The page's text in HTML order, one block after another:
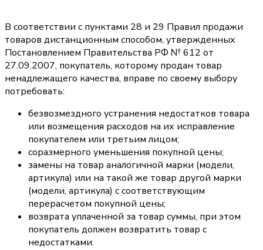
В соответствии с пунктами 28 и 29 Правил продажи
товаров дистанционным способом, утвержденных
Постановлением Правительства РФ № 612 от
27.09.2007, покупатель, которому продан товар
ненадлежащего качества, вправе по своему выбору
потребовать:
безвозмездного устранения недостатков товара
или возмещения расходов на их исправление
покупателем или третьим лицом;
соразмерного уменьшения покупной цены;
замены на товар аналогичной марки (модели,
артикула) или на такой же товар другой марки
(модели, артикула) с соответствующим
перерасчетом покупной цены;
возврата уплаченной за товар суммы, при этом
покупатель должен возвратить товар с
недостатками.